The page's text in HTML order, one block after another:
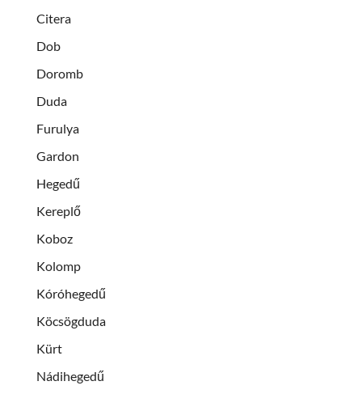
Citera
Dob
Doromb
Duda
Furulya
Gardon
Hegedű
Kereplő
Koboz
Kolomp
Kóróhegedű
Köcsögduda
Kürt
Nádihegedű